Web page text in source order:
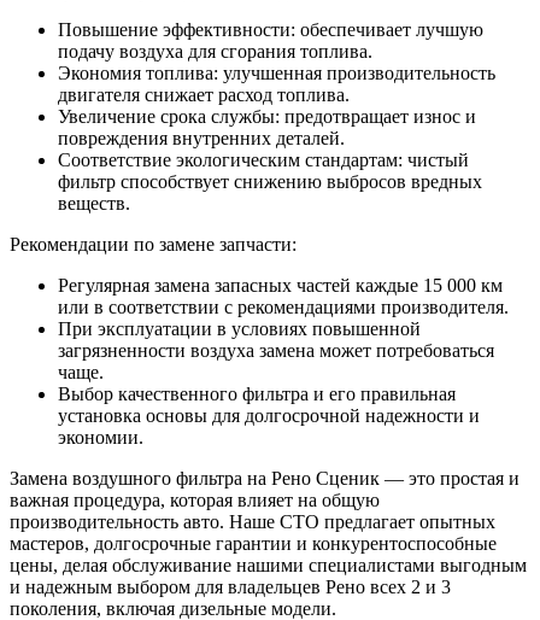
Повышение эффективности: обеспечивает лучшую
подачу воздуха для сгорания топлива.
Экономия топлива: улучшенная производительность
двигателя снижает расход топлива.
Увеличение срока службы: предотвращает износ и
повреждения внутренних деталей.
Соответствие экологическим стандартам: чистый
фильтр способствует снижению выбросов вредных
веществ.
Рекомендации по замене запчасти:
Регулярная замена запасных частей каждые 15 000 км
или в соответствии с рекомендациями производителя.
При эксплуатации в условиях повышенной
загрязненности воздуха замена может потребоваться
чаще.
Выбор качественного фильтра и его правильная
установка основы для долгосрочной надежности и
экономии.
Замена воздушного фильтра на Рено Сценик — это простая и
важная процедура, которая влияет на общую
производительность авто. Наше СТО предлагает опытных
мастеров, долгосрочные гарантии и конкурентоспособные
цены, делая обслуживание нашими специалистами выгодным
и надежным выбором для владельцев Рено всех 2 и 3
поколения, включая дизельные модели.